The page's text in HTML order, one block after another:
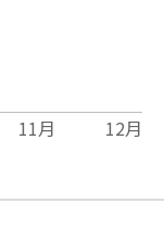
11月 12月